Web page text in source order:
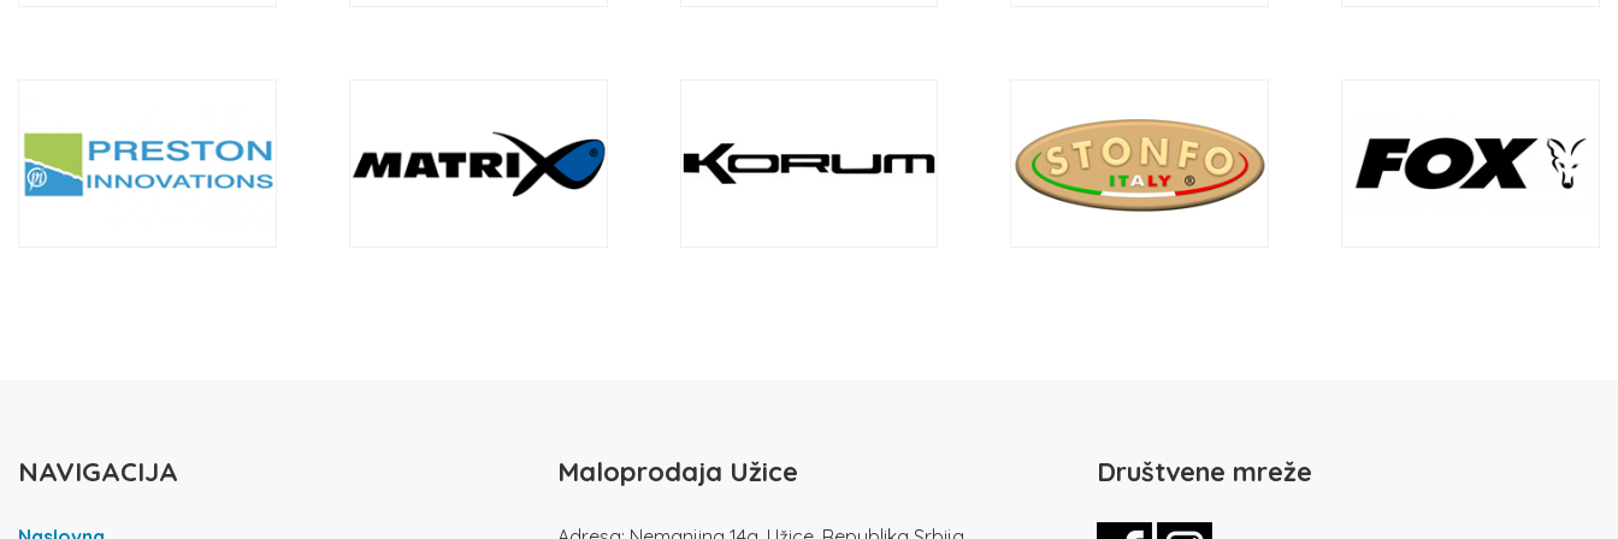
NAVIGACIJA Maloprodaja Užice Društvene mreže